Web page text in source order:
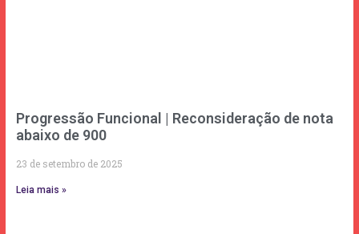
Progressão Funcional | Reconsideração de nota
abaixo de 900
23 de setembro de 2025
Leia mais »